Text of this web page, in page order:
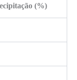
(%)